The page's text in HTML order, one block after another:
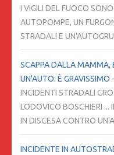
I VIGILI DEL FUOCO
AUTOPOMPE, UN
STRADALI E
SCAPPA DALLA MAMMA,
UN'AUTO: È
INCIDENTI STRADALI
LODOVICO BOSCHIERI ...
IN DISCESA CONTRO
INCIDENTE IN